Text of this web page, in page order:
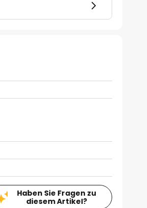
Haben Sie Fragen zu
diesem Artikel?